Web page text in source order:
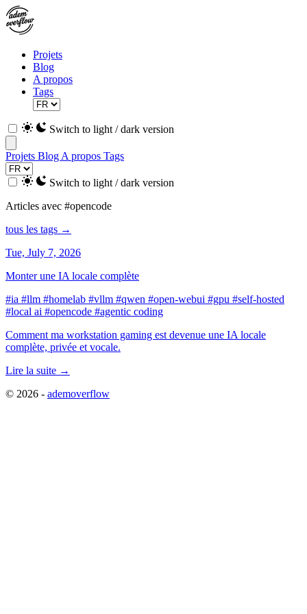
Projets
Blog
A propos
Tags
Switch to light / dark version
Projets Blog A propos Tags
Switch to light / dark version
Articles avec #opencode
tous les tags →
Tue, July 7, 2026
Monter une IA locale complète
#ia #llm #homelab #vllm #qwen #open-webui #gpu #self-hosted
#local ai #opencode #agentic coding
Comment ma workstation gaming est devenue une IA locale
complète, privée et vocale.
Lire la suite →
© 2026 - ademoverflow